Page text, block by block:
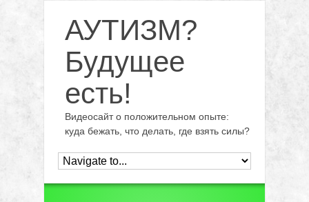
АУТИЗМ?
Будущее
есть!
Видеосайт о положительном опыте:
куда бежать, что делать, где взять силы?